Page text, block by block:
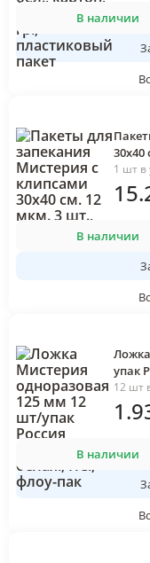
В наличии
1 шт в
15
В наличии
упак
12 шт
1
В наличии